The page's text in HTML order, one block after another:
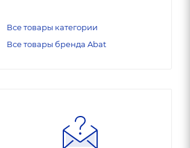
Все товары категории
Все товары бренда Abat